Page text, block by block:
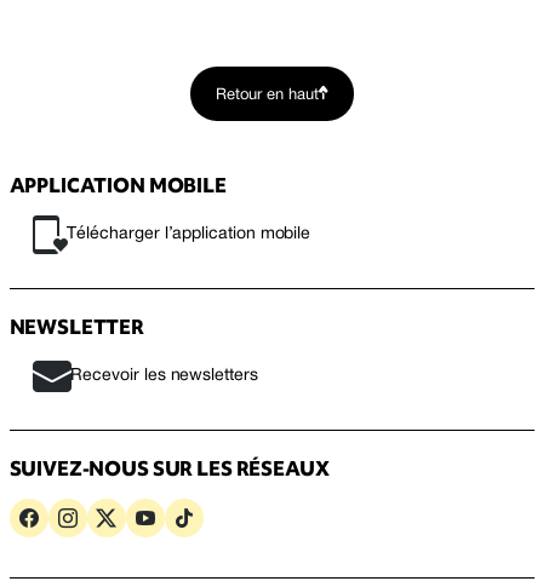
Retour en haut
APPLICATION MOBILE
Télécharger l’application mobile
NEWSLETTER
Recevoir les newsletters
SUIVEZ-NOUS SUR LES RÉSEAUX